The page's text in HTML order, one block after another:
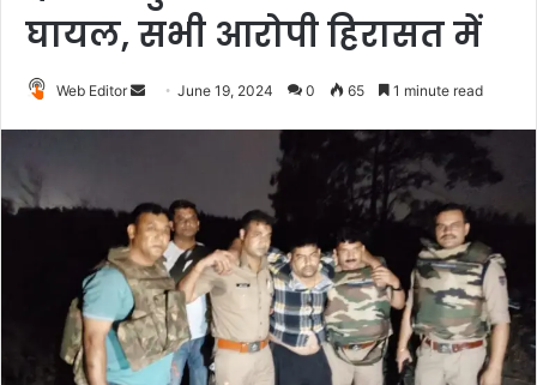
घायल, सभी आरोपी हिरासत में
Web Editor
a
n
e
m
a
i
June 19, 2024 0 65 1 minute read